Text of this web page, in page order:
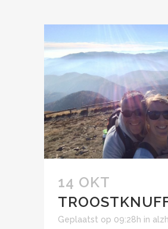
14 OKT
Geplaatst op 09:28h in